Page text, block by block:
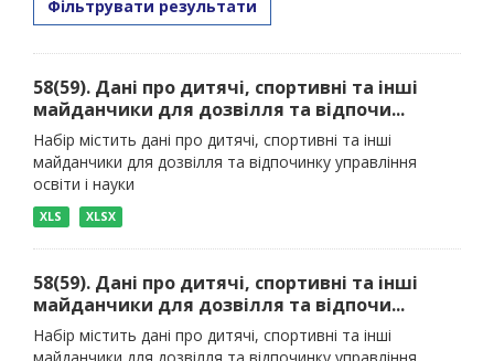
Фільтрувати результати
58(59). Дані про дитячі, спортивні та інші
майданчики для дозвілля та відпочи...
Набір містить дані про дитячі, спортивні та інші
майданчики для дозвілля та відпочинку управління
освіти і науки
XLS XLSX
58(59). Дані про дитячі, спортивні та інші
майданчики для дозвілля та відпочи...
Набір містить дані про дитячі, спортивні та інші